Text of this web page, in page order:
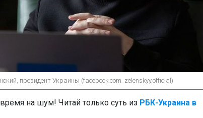
президент Украины (facebook.com_zelenskyy.official)
на шум! Читай только суть из РБК-Украина в